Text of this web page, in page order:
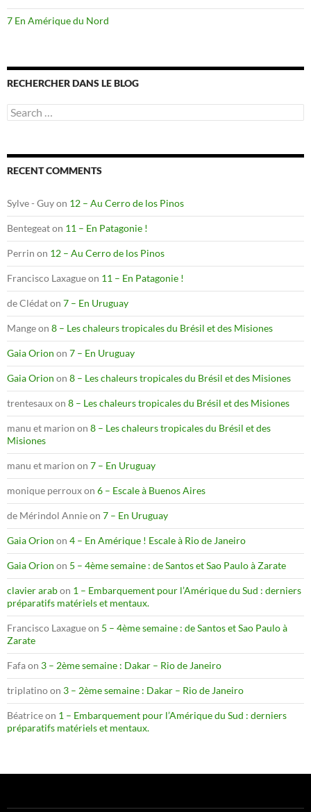
7 En Amérique du Nord
RECHERCHER DANS LE BLOG
Search
for:
RECENT COMMENTS
Sylve - Guyon 12 – Au Cerro de los Pinos
Bentegeaton 11 – En Patagonie !
Perrin on 12 – Au Cerro de los Pinos
Francisco Laxagueon 11 – En Patagonie !
de Clédaton 7 – En Uruguay
Mangeon 8 – Les chaleurs tropicales du Brésil et des Misiones
Gaia Orion on 7 – En Uruguay
Gaia Orion on 8 – Les chaleurs tropicales du Brésil et des Misiones
trentesauxon 8 – Les chaleurs tropicales du Brésil et des Misiones
manu et marion on 8 – Les chaleurs tropicales du Brésil et des
Misiones
manu et marion on 7 – En Uruguay
monique perrouxon 6 – Escale à Buenos Aires
de Mérindol Annieon 7 – En Uruguay
Gaia Orion on 4 – En Amérique ! Escale à Rio de Janeiro
Gaia Orion on 5 – 4ème semaine : de Santos et Sao Paulo à Zarate
clavier arabon 1 – Embarquement pour l’Amérique du Sud : derniers
préparatifs matériels et mentaux.
Francisco Laxagueon 5 – 4ème semaine : de Santos et Sao Paulo à
Zarate
Fafaon 3 – 2ème semaine : Dakar – Rio de Janeiro
triplatinoon 3 – 2ème semaine : Dakar – Rio de Janeiro
Béatriceon 1 – Embarquement pour l’Amérique du Sud : derniers
préparatifs matériels et mentaux.